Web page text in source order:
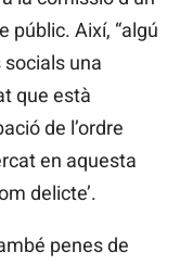
públic. Així, “algú
una
que està
de l’ordre
en aquesta
delicte’.
penes de